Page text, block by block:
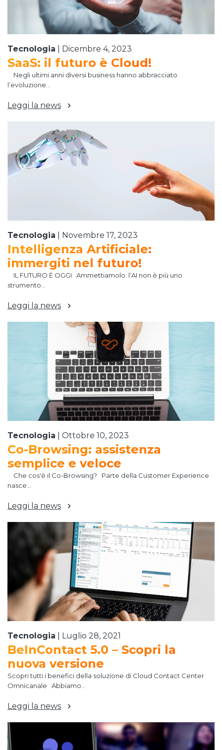
Tecnologia Dicembre 4, 2023
SaaS: il futuro è Cloud!
Negli ultimi anni diversi business hanno abbracciato
l’evoluzione...
Leggi la news
Tecnologia Novembre 17, 2023
Intelligenza Artificiale:
immergiti nel futuro!
IL FUTURO È OGGI Ammettiamolo: l’AI non è più uno
strumento...
Leggi la news
Tecnologia Ottobre 10, 2023
Co-Browsing: assistenza
semplice e veloce
Che cos'è il Co-Browsing? Parte della Customer Experience
nasce...
Leggi la news
Tecnologia Luglio 28, 2021
BeInContact 5.0 – Scopri la
nuova versione
Scopri tutti i benefici della soluzione di Cloud Contact Center
Omnicanale Abbiamo...
Leggi la news